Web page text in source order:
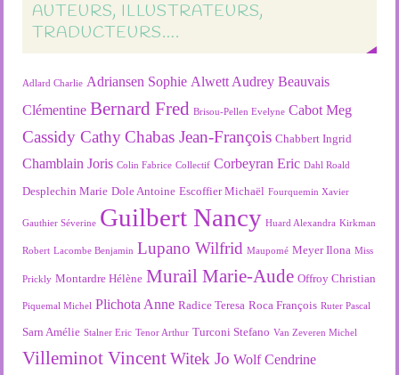
AUTEURS, ILLUSTRATEURS,
TRADUCTEURS….
Adlard Charlie Adriansen Sophie Alwett Audrey Beauvais
Clémentine Bernard Fred Brisou-Pellen Evelyne Cabot Meg
Cassidy Cathy Chabas Jean-François Chabbert Ingrid
Chamblain Joris Colin Fabrice Collectif Corbeyran Eric Dahl Roald
Desplechin Marie Dole Antoine Escoffier Michaël Fourquemin Xavier
Gauthier Séverine Guilbert Nancy Huard Alexandra Kirkman
Robert Lacombe Benjamin Lupano Wilfrid Maupomé Meyer Ilona Miss
Prickly Montardre Hélène Murail Marie-Aude Offroy Christian
Piquemal Michel Plichota Anne Radice Teresa Roca François Ruter Pascal
Sarn Amélie Stalner Eric Tenor Arthur Turconi Stefano Van Zeveren Michel
Villeminot Vincent Witek Jo Wolf Cendrine